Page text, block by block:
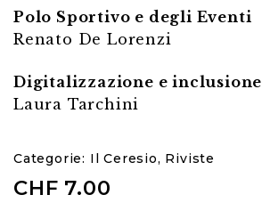
Polo Sportivo e degli Eventi
Renato De Lorenzi
Digitalizzazione e inclusione
Laura Tarchini
Categorie: Il Ceresio, Riviste
CHF 7.00